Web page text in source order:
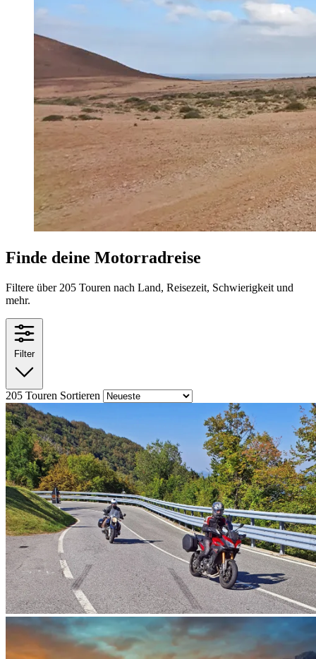
Finde deine Motorradreise
Filtere über 205 Touren nach Land, Reisezeit, Schwierigkeit und
mehr.
Filter
205 Touren Sortieren